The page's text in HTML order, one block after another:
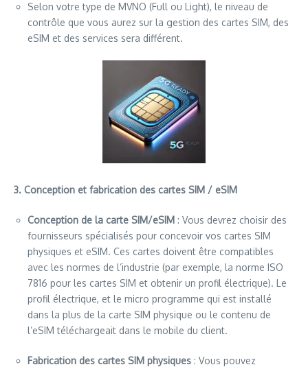
Selon votre type de MVNO (Full ou Light), le niveau de
contrôle que vous aurez sur la gestion des cartes SIM, des
eSIM et des services sera différent.
3. Conception et fabrication des cartes SIM / eSIM
Conception de la carte SIM/eSIM : Vous devrez choisir des
fournisseurs spécialisés pour concevoir vos cartes SIM
physiques et eSIM. Ces cartes doivent être compatibles
avec les normes de l’industrie (par exemple, la norme ISO
7816 pour les cartes SIM et obtenir un profil électrique). Le
profil électrique, et le micro programme qui est installé
dans la plus de la carte SIM physique ou le contenu de
l’eSIM téléchargeait dans le mobile du client.
Fabrication des cartes SIM physiques : Vous pouvez